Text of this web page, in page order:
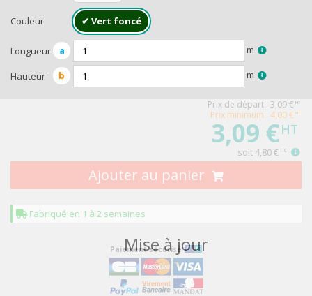
RECEVEZ
Couleur
Longueur a m
Hauteur b m
Mise à jour
Prix de départ : 3,09€ HT
Prix minimum : 4,00 € HT
3,09 €HT
soit4,80 € TTC
Ajouter au panier
Fabriqué en 1 à 2 semaines
Paiement sécurisé